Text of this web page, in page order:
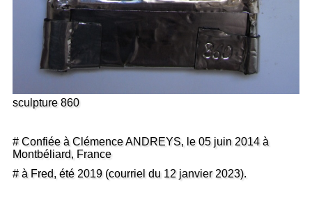
sculpture 860
# Confiée à Clémence ANDREYS, le 05 juin 2014 à
Montbéliard, France
# à Fred, été 2019 (courriel du 12 janvier 2023).